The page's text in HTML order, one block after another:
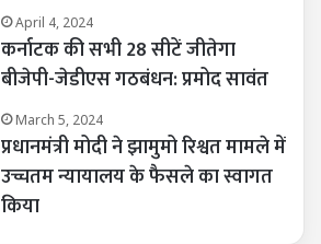
April 4, 2024
कर्नाटक की सभी 28 सीटें जीतेगा
बीजेपी-जेडीएस गठबंधन: प्रमोद सावंत
March 5, 2024
प्रधानमंत्री मोदी ने झामुमो रिश्वत मामले में
उच्चतम न्यायालय के फैसले का स्वागत
किया